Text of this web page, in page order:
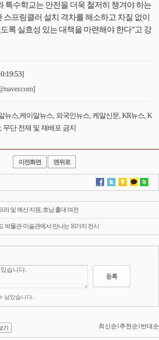
특수학교는 안전을 더욱 철저히 챙겨야 하는
스프링클러 설치 격차를 해소하고 차질 없이
록 실효성 있는 대책을 마련해야 한다”고 강
뉴스,케이알뉴스, 외국인뉴스, 케알신문, KR뉴스, K
무단 전재 및 재배포 금지
이전화면 맨위로
라 및 예산 지원, 호남 홀대 여전
박물관·미술관에서 만나는 10가지 전시